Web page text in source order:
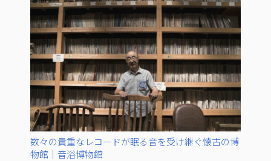
数々の貴重なレコードが眠る音を受け継ぐ懐古の博
物館｜音浴博物館